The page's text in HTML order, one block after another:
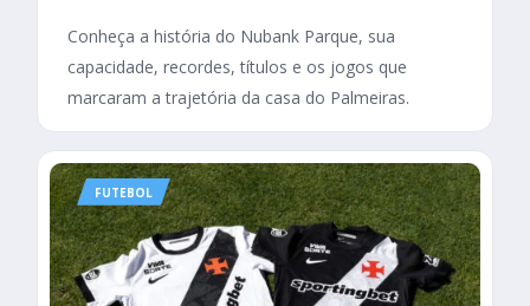
Conheça a história do Nubank Parque, sua
capacidade, recordes, títulos e os jogos que
marcaram a trajetória da casa do Palmeiras.
FUTEBOL